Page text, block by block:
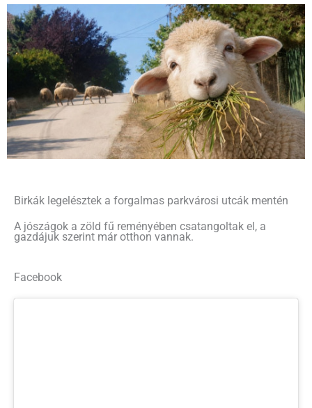
Birkák legelésztek a forgalmas parkvárosi utcák mentén
A jószágok a zöld fű reményében csatangoltak el, a
gazdájuk szerint már otthon vannak.
Facebook